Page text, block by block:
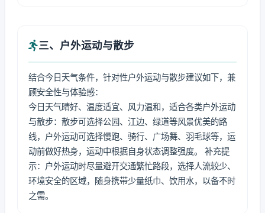
三、户外运动与散步
结合今日天气条件，针对性户外运动与散步建议如下，兼
顾安全性与体验感：
今日天气晴好、温度适宜、风力温和，适合各类户外运动
与散步：散步可选择公园、江边、绿道等风景优美的路
线，户外运动可选择慢跑、骑行、广场舞、羽毛球等，运
动前做好热身，运动中根据自身状态调整强度。 补充提
示：户外运动时尽量避开交通繁忙路段，选择人流较少、
环境安全的区域，随身携带少量纸巾、饮用水，以备不时
之需。